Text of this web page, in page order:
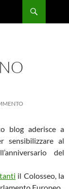
blog aderisce a
sensibilizzare al
del
il Colosseo, la